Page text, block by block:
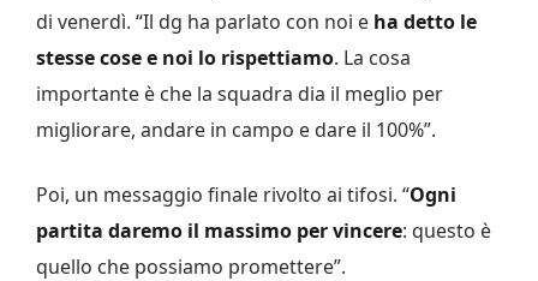
di venerdì. “Il dg ha parlato con noi e ha detto le
stesse cose e noi lo rispettiamo. La cosa
importante è che la squadra dia il meglio per
migliorare, andare in campo e dare il 100%”.
Poi, un messaggio finale rivolto ai tifosi. “Ogni
partita daremo il massimo per vincere: questo è
quello che possiamo promettere”.